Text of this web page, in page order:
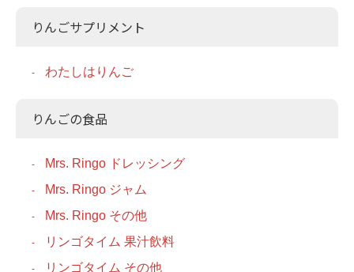
りんごサプリメント
わたしはりんご
りんごの食品
Mrs. Ringo ドレッシング
Mrs. Ringo ジャム
Mrs. Ringo その他
リンゴタイム 果汁飲料
リンゴタイム その他